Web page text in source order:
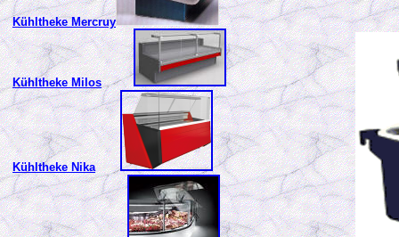
Kühltheke Mercruy
Kühltheke Milos
Kühltheke Nika